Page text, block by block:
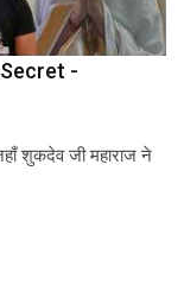
-
शुकदेव जी महाराज ने